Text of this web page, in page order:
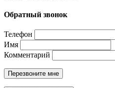
Обратный звонок
Телефон
Имя
Комментарий
Перезвоните мне